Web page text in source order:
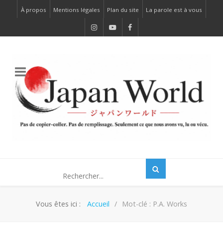
À propos Mentions légales Plan du site La parole est à vous
Vous êtes ici : Accueil Mot-clé : P.A. Works